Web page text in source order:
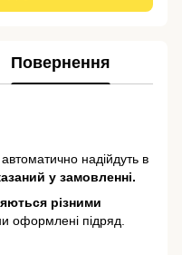
Повернення
надійдуть в
у замовленні.
різними
оформлені підряд.